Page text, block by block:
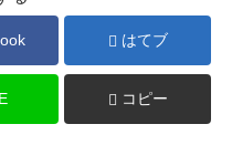
はてブ
コピー